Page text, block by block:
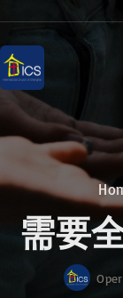
i
p
c
需要